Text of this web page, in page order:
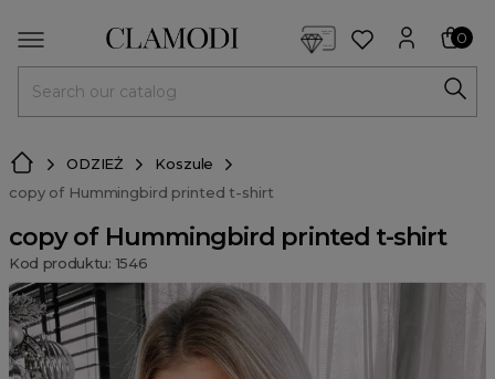
0
ODZIEŻ
Koszule
copy of Hummingbird printed t-shirt
copy of Hummingbird printed t-shirt
Kod produktu: 1546